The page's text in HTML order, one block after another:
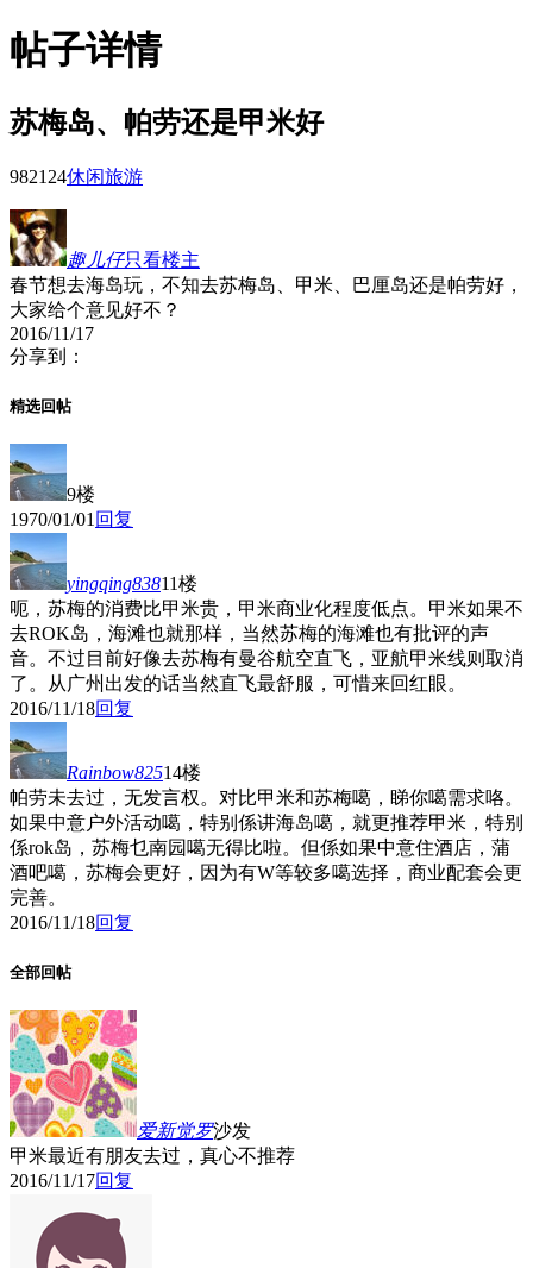
帖子详情
苏梅岛、帕劳还是甲米好
9821 24休闲旅游
趣儿仔只看楼主
春节想去海岛玩，不知去苏梅岛、甲米、巴厘岛还是帕劳好，
大家给个意见好不？
2016/11/17
分享到：
精选回帖
9楼
1970/01/01 回复
yingqing83811楼
呃，苏梅的消费比甲米贵，甲米商业化程度低点。甲米如果不
去ROK岛，海滩也就那样，当然苏梅的海滩也有批评的声
音。不过目前好像去苏梅有曼谷航空直飞，亚航甲米线则取消
了。从广州出发的话当然直飞最舒服，可惜来回红眼。
2016/11/18回复
Rainbow82514楼
帕劳未去过，无发言权。对比甲米和苏梅噶，睇你噶需求咯。
如果中意户外活动噶，特别係讲海岛噶，就更推荐甲米，特别
係rok岛，苏梅乜南园噶无得比啦。但係如果中意住酒店，蒲
酒吧噶，苏梅会更好，因为有W等较多噶选择，商业配套会更
完善。
2016/11/18回复
全部回帖
爱新觉罗沙发
甲米最近有朋友去过，真心不推荐
2016/11/17回复